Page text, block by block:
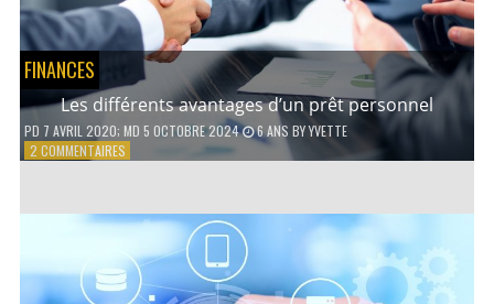
FINANCES
Les différents avantages d’un prêt personnel
PD 7 AVRIL 2020; MD 5 OCTOBRE 2024 6 ANS BYYVETTE
2 COMMENTAIRESSUR
D’UN
PERSONNEL